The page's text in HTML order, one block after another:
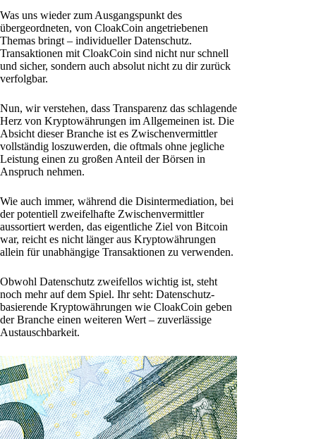
Was uns wieder zum Ausgangspunkt des
übergeordneten, von CloakCoin angetriebenen
Themas bringt – individueller Datenschutz.
Transaktionen mit CloakCoin sind nicht nur schnell
und sicher, sondern auch absolut nicht zu dir zurück
verfolgbar.
Nun, wir verstehen, dass Transparenz das schlagende
Herz von Kryptowährungen im Allgemeinen ist. Die
Absicht dieser Branche ist es Zwischenvermittler
vollständig loszuwerden, die oftmals ohne jegliche
Leistung einen zu großen Anteil der Börsen in
Anspruch nehmen.
Wie auch immer, während die Disintermediation, bei
der potentiell zweifelhafte Zwischenvermittler
aussortiert werden, das eigentliche Ziel von Bitcoin
war, reicht es nicht länger aus Kryptowährungen
allein für unabhängige Transaktionen zu verwenden.
Obwohl Datenschutz zweifellos wichtig ist, steht
noch mehr auf dem Spiel. Ihr seht: Datenschutz-
basierende Kryptowährungen wie CloakCoin geben
der Branche einen weiteren Wert – zuverlässige
Austauschbarkeit.